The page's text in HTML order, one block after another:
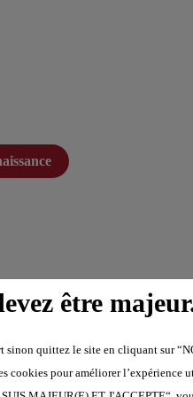
VOUS
être
quittez le site en cliquant sur
cookies pour améliorer l’expérience